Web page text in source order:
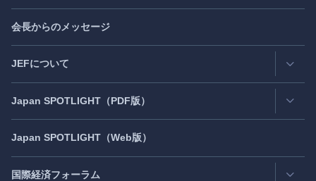
会長からのメッセージ
JEFについて
連絡先・所在地
活動評価
Japan SPOTLIGHT （PDF版）
Latest Issue- 最新号
Back Number
Japan SPOTLIGHT （Web版）
国際経済フォーラム